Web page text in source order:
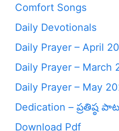
Comfort Songs
Daily Devotionals
Daily Prayer – April
Daily Prayer – March
Daily Prayer – May
Dedication – ప్రతిష్ఠ
Download Pdf